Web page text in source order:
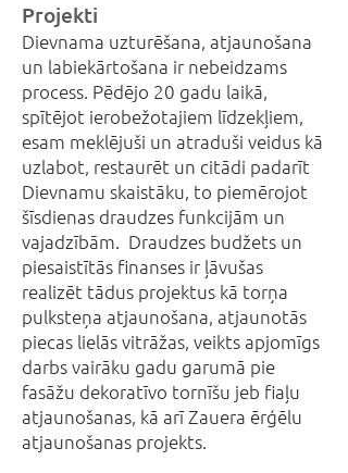
Projekti
Dievnama uzturēšana, atjaunošana
un labiekārtošana ir nebeidzams
process. Pēdējo 20 gadu laikā,
spītējot ierobežotajiem līdzekļiem,
esam meklējuši un atraduši veidus kā
uzlabot, restaurēt un citādi padarīt
Dievnamu skaistāku, to piemērojot
šīsdienas draudzes funkcijām un
vajadzībām. Draudzes budžets un
piesaistītās finanses ir ļāvušas
realizēt tādus projektus kā torņa
pulksteņa atjaunošana, atjaunotās
piecas lielās vitrāžas, veikts apjomīgs
darbs vairāku gadu garumā pie
fasāžu dekoratīvo tornīšu jeb fiaļu
atjaunošanas, kā arī Zauera ērģēlu
atjaunošanas projekts.